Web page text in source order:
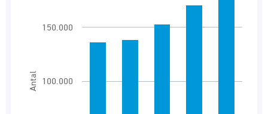
The chart has 1 X axis displaying categories.
Antal 100.000
150.000